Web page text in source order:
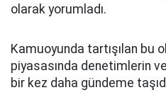
olarak yorumladı.
Kamuoyunda tartışılan bu
piyasasında denetimlerin
bir kez daha gündeme